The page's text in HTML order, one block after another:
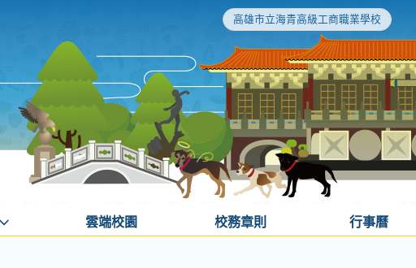
高雄市立海青高級工商職業學校
雲端校園 校務章則 行事曆